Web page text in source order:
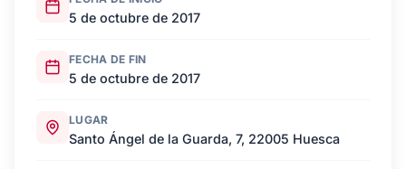
5 de octubre de 2017
FECHA DE FIN
5 de octubre de 2017
LUGAR
Santo Ángel de la Guarda, 7, 22005 Huesca